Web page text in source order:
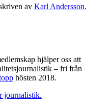
av Karl Andersson.
hjälper oss att
– fri från
hösten 2018.
journalistik.